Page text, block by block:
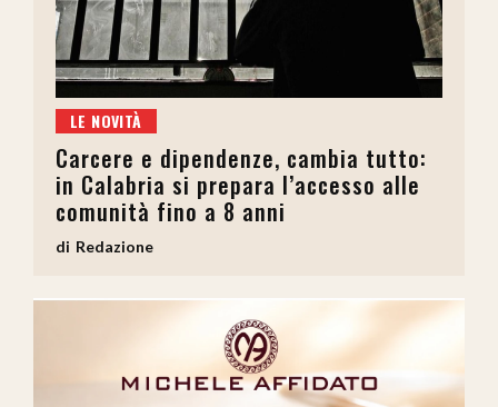
LE NOVITÀ
Carcere e dipendenze, cambia tutto:
in Calabria si prepara l’accesso alle
comunità fino a 8 anni
Redazione